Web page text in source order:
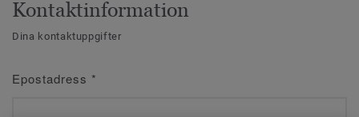
Kontaktinformation
Dina kontaktuppgifter
Epostadress *